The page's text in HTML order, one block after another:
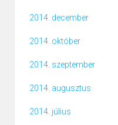
2014. december
2014. október
2014. szeptember
2014. augusztus
2014. július